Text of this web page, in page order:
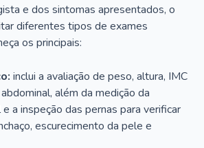
e dos sintomas apresentados, o
diferentes tipos de exames
os principais:
inclui a avaliação de peso, altura, IMC
além da medição da
a inspeção das pernas para verificar
escurecimento da pele e